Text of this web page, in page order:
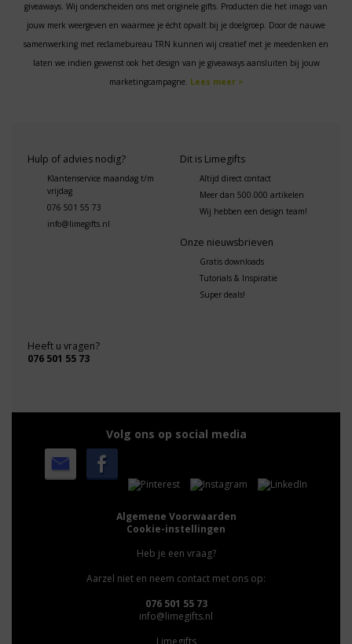
giveaways. Wij onderscheiden ons met originele gifts. Producten die het imago van
jouw merk weergeven en waarmee je écht opvalt bij je doelgroep. Door de nauwe
samenwerking met reclamebureau TRN kunnen wij creatief met je meedenken en
laten we indien gewenst ook het design van je giveaways aansluiten bij jouw
marketingcampagne. Lees meer >
Hulp of advies nodig?
Klantenservice maandag t/m
vrijdag
076 501 55 73
info@limegifts.nl
Dit is Limegifts
Altijd direct contact
Meer dan 500.000 artikelen
Wij hebben een design team!
Onze nieuwsbrieven
Gratis downloads
Tutorials & Inspiratie
Super deals!
Heeft u vragen?
076 501 55 73
Volg ons op social media
Algemene Voorwaarden
Cookie-instellingen
Heb je een vraag?
Aarzel niet en neem contact met ons op:
076 501 55 73
info@limegifts.nl